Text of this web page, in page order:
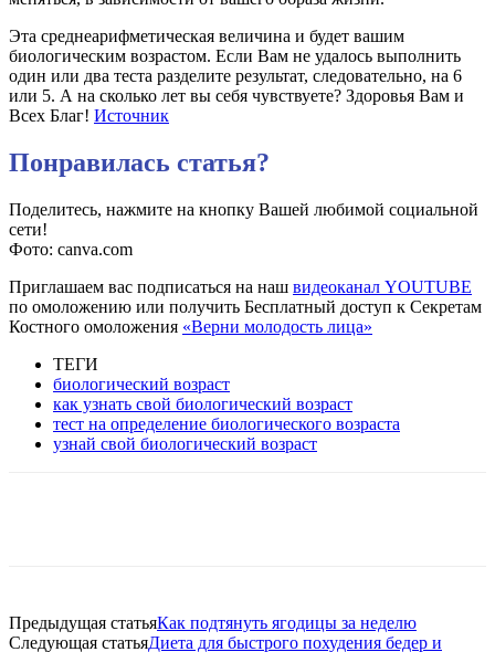
Эта среднеарифметическая величина и будет вашим
биологическим возрастом. Если Вам не удалось выполнить
один или два теста разделите результат, следовательно, на 6
или 5. А на сколько лет вы себя чувствуете? Здоровья Вам и
Всех Благ! Источник
Понравилась статья?
Поделитесь, нажмите на кнопку Вашей любимой социальной
сети!
Фото: canva.com
Приглашаем вас подписаться на наш видеоканал YOUTUBE
по омоложению или получить Бесплатный доступ к Секретам
Костного омоложения «Верни молодость лица»
ТЕГИ
биологический возраст
как узнать свой биологический возраст
тест на определение биологического возраста
узнай свой биологический возраст
Предыдущая статьяКак подтянуть ягодицы за неделю
Следующая статьяДиета для быстрого похудения бедер и